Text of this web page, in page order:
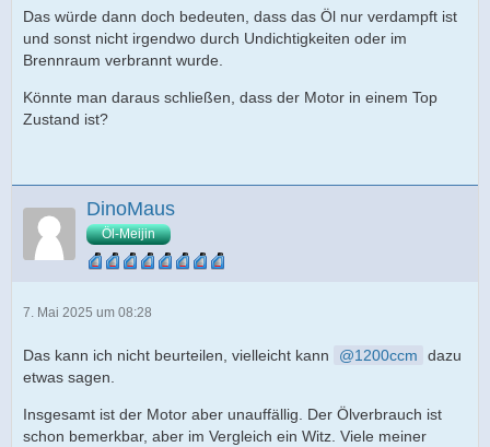
Das würde dann doch bedeuten, dass das Öl nur verdampft ist
und sonst nicht irgendwo durch Undichtigkeiten oder im
Brennraum verbrannt wurde.
Könnte man daraus schließen, dass der Motor in einem Top
Zustand ist?
DinoMaus
Öl-Meijin
7. Mai 2025 um 08:28
Das kann ich nicht beurteilen, vielleicht kann 1200ccm
dazu
etwas sagen.
Insgesamt ist der Motor aber unauffällig. Der Ölverbrauch ist
schon bemerkbar, aber im Vergleich ein Witz. Viele meiner